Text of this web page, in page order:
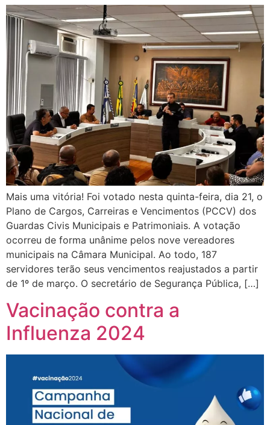
Mais uma vitória! Foi votado nesta quinta-feira, dia 21, o
Plano de Cargos, Carreiras e Vencimentos (PCCV) dos
Guardas Civis Municipais e Patrimoniais. A votação
ocorreu de forma unânime pelos nove vereadores
municipais na Câmara Municipal. Ao todo, 187
servidores terão seus vencimentos reajustados a partir
de 1º de março. O secretário de Segurança Pública, […]
Vacinação contra a
Influenza 2024